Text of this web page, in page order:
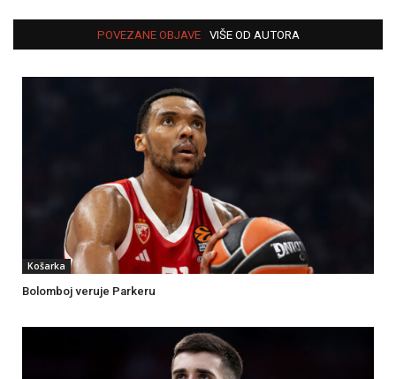
POVEZANE OBJAVE VIŠE OD AUTORA
Košarka
Bolomboj veruje Parkeru